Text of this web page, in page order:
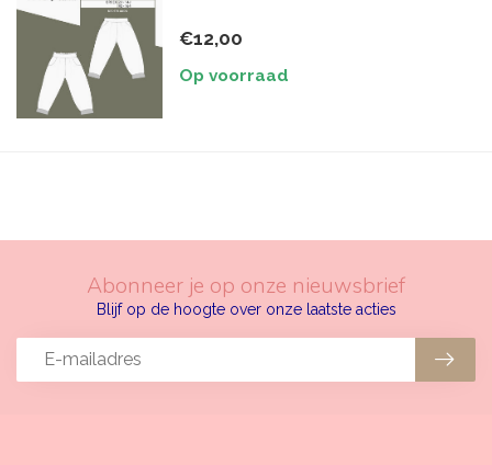
€12,00
Op voorraad
Abonneer je op onze nieuwsbrief
Blijf op de hoogte over onze laatste acties